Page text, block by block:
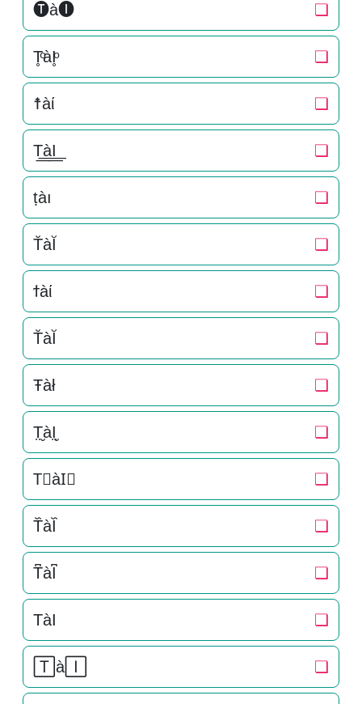
🅣à🅘 ❏
T̥ͦàI̥ͦ ❏
☨àί ❏
T͟͟àI͟͟ ❏
ṭàı ❏
T̆àĬ ❏
ϯàί ❏
T̆àĬ ❏
Ŧàł ❏
T̤̮àI̤̮ ❏
T⃘àI⃘ ❏
T᷈àI᷈ ❏
T͆àI͆ ❏
TàI ❏
🅃à🄸 ❏